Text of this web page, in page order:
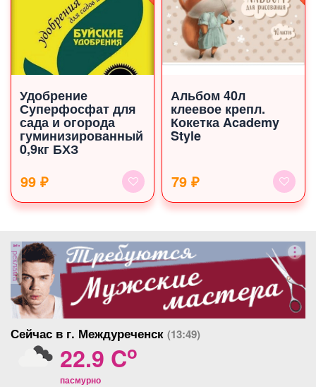
Удобрение
Суперфосфат для
сада и огорода
гуминизированный
0,9кг БХЗ
99 ₽
Альбом 40л
клеевое крепл.
Кокетка Academy
Style
79 ₽
реклама
Сейчас в г. Междуреченск (13:49)
22.9 Co
пасмурно